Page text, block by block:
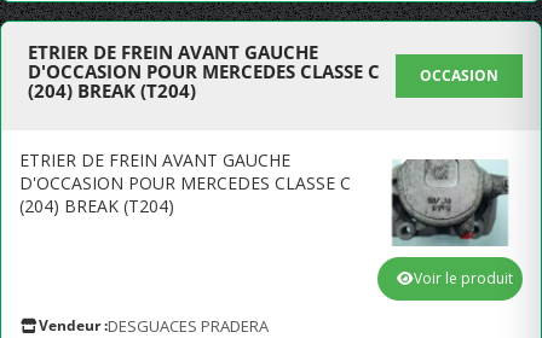
ETRIER DE FREIN AVANT GAUCHE
D'OCCASION POUR MERCEDES CLASSE C
(204) BREAK (T204)
OCCASION
ETRIER DE FREIN AVANT GAUCHE
D'OCCASION POUR MERCEDES CLASSE C
(204) BREAK (T204)
Vendeur :DESGUACES PRADERA
Voir le produit